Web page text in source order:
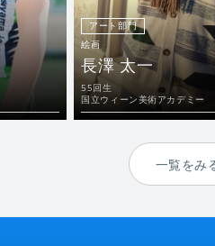
アート部門
絵画
長澤 太一
55回生
国立ウィーン美術アカデミー
一覧をみ